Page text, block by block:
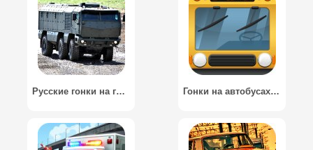
Русские гонки на грузовиках / Russian Racing on trucks Гонки на автобусах 3D / Bus Racing 3D